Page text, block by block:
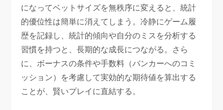
になってベットサイズを無秩序に変えると、統計
的優位性は簡単に消えてしまう。冷静にゲーム履
歴を記録し、統計的傾向や自分のミスを分析する
習慣を持つと、長期的な成長につながる。さら
に、ボーナスの条件や手数料（バンカーへのコミ
ッション）を考慮して実効的な期待値を算出する
ことが、賢いプレイに直結する。